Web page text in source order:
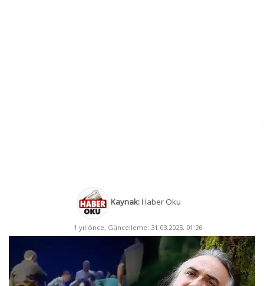
Kaynak:Haber Oku
1 yıl önce, Güncelleme: 31.03.2025, 01:26